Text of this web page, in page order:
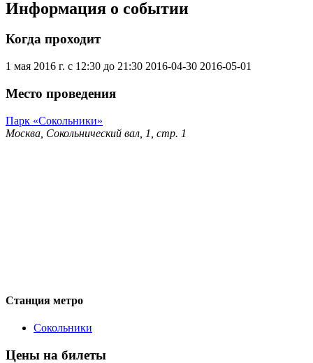
Информация о событии
Когда проходит
1 мая 2016 г. с 12:30 до 21:30 2016-04-30 2016-05-01
Место проведения
Парк «Сокольники»
Москва, Сокольнический вал, 1, стр. 1
Станция метро
Сокольники
Цены на билеты